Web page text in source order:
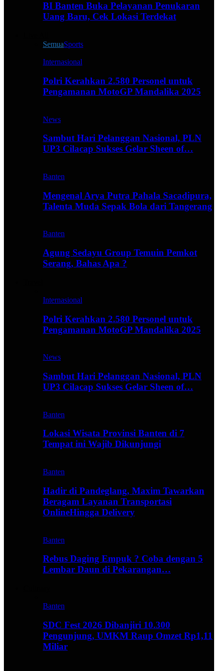
BI Banten Buka Pelayanan Penukaran
Uang Baru, Cek Lokasi Terdekat
SemuaSports
Internasional
Polri Kerahkan 2.580 Personel untuk
Pengamanan MotoGP Mandalika 2025
News
Sambut Hari Pelanggan Nasional, PLN
UP3 Cilacap Sukses Gelar Sheen of…
Banten
Mengenal Arya Putra Pahala Sacadipura,
Talenta Muda Sepak Bola dari Tangerang
Banten
Agung Sedayu Group Temuin Pemkot
Serang, Bahas Apa ?
Internasional
Polri Kerahkan 2.580 Personel untuk
Pengamanan MotoGP Mandalika 2025
News
Sambut Hari Pelanggan Nasional, PLN
UP3 Cilacap Sukses Gelar Sheen of…
Banten
Lokasi Wisata Provinsi Banten di 7
Tempat ini Wajib Dikunjungi
Banten
Hadir di Pandeglang, Maxim Tawarkan
Beragam Layanan Transportasi
OnlineHingga Delivery
Banten
Rebus Daging Empuk ? Coba dengan 5
Lembar Daun di Pekarangan…
Banten
SDC Fest 2026 Dibanjiri 10.300
Pengunjung, UMKM Raup Omzet Rp1,11
Miliar